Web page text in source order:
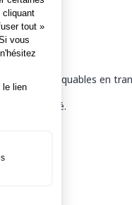
papiers repiquables en
toute liberté.